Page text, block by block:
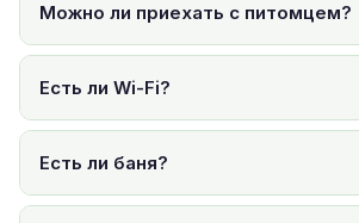
Можно ли приехать с питомцем?
Есть ли Wi-Fi?
Есть ли баня?